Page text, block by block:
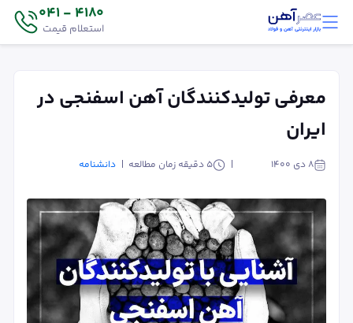
4180 - 041
استعلام قیمت
معرفی تولیدکنندگان آهن اسفنجی در
ایران
۸ دی ۱۴۰۰ 5 دقیقه زمان مطالعه دانشنامه